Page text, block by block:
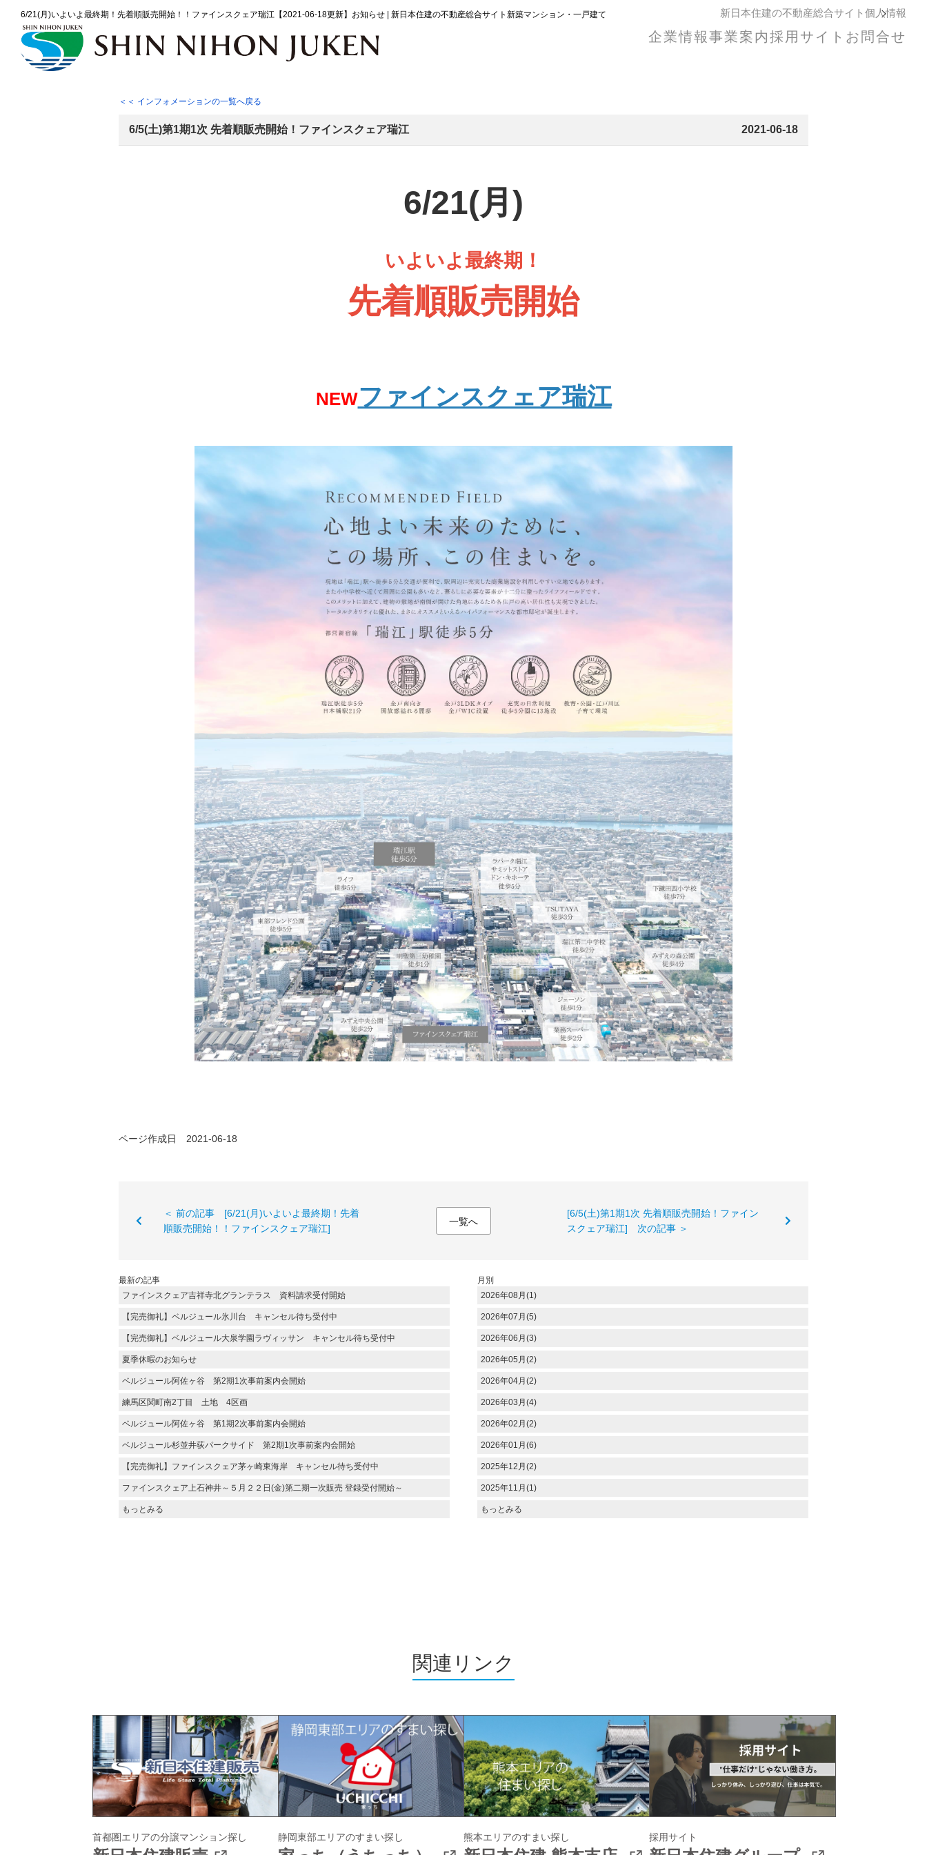
6/21(月)いよいよ最終期！先着順販売開始！！ファインスクェア瑞江【2021-06-18更新】お知らせ | 新日本住建の不動産総合サイト新築マンション・一戸建て 新日本住建の不動産総合サイト 個人情報
企業情報事業案内採用サイト お問合せ
＜＜ インフォメーションの一覧へ戻る
6/5(土)第1期1次 先着順販売開始！ファインスクェア瑞江 2021-06-18
6/21(月)
いよいよ最終期！
先着順販売開始
NEWファインスクェア瑞江
ページ作成日 2021-06-18
＜ 前の記事 [6/21(月)いよいよ最終期！先着
順販売開始！！ファインスクェア瑞江]
一覧へ
[6/5(土)第1期1次 先着順販売開始！ファイン
スクェア瑞江] 次の記事 ＞
最新の記事
ファインスクェア吉祥寺北グランテラス 資料請求受付開始
【完売御礼】ベルジュール氷川台 キャンセル待ち受付中
【完売御礼】ベルジュール大泉学園ラヴィッサン キャンセル待ち受付中
夏季休暇のお知らせ
ベルジュール阿佐ヶ谷 第2期1次事前案内会開始
練馬区関町南2丁目 土地 4区画
ベルジュール阿佐ヶ谷 第1期2次事前案内会開始
ベルジュール杉並井荻パークサイド 第2期1次事前案内会開始
【完売御礼】ファインスクェア茅ヶ崎東海岸 キャンセル待ち受付中
ファインスクェア上石神井～５月２２日(金)第二期一次販売 登録受付開始～
もっとみる
月別
2026年08月(1)
2026年07月(5)
2026年06月(3)
2026年05月(2)
2026年04月(2)
2026年03月(4)
2026年02月(2)
2026年01月(6)
2025年12月(2)
2025年11月(1)
もっとみる
関連リンク
首都圏エリアの分譲マンション探し 静岡東部エリアのすまい探し 熊本エリアのすまい探し 採用サイト